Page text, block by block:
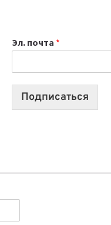
Эл. почта *
Подписаться